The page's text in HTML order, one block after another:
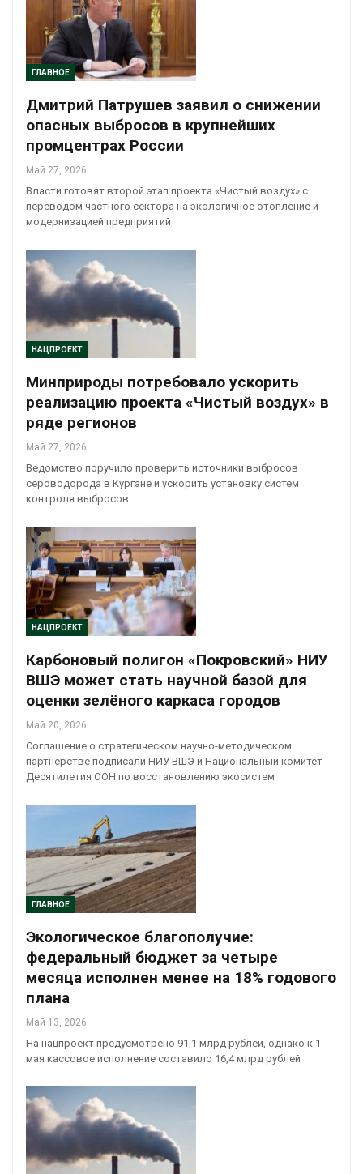
ГЛАВНОЕ
Дмитрий Патрушев заявил о снижении
опасных выбросов в крупнейших
промцентрах России
Май 27, 2026
Власти готовят второй этап проекта «Чистый воздух» с
переводом частного сектора на экологичное отопление и
модернизацией предприятий
НАЦПРОЕКТ
Минприроды потребовало ускорить
реализацию проекта «Чистый воздух» в
ряде регионов
Май 27, 2026
Ведомство поручило проверить источники выбросов
сероводорода в Кургане и ускорить установку систем
контроля выбросов
НАЦПРОЕКТ
Карбоновый полигон «Покровский» НИУ
ВШЭ может стать научной базой для
оценки зелёного каркаса городов
Май 20, 2026
Соглашение о стратегическом научно-методическом
партнёрстве подписали НИУ ВШЭ и Национальный комитет
Десятилетия ООН по восстановлению экосистем
ГЛАВНОЕ
Экологическое благополучие:
федеральный бюджет за четыре
месяца исполнен менее на 18% годового
плана
Май 13, 2026
На нацпроект предусмотрено 91,1 млрд рублей, однако к 1
мая кассовое исполнение составило 16,4 млрд рублей